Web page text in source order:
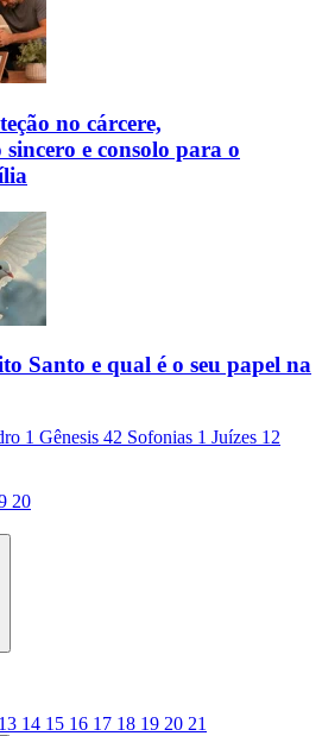
no cárcere,
e consolo para o
Santo e qual é o seu papel na
1 Gênesis 42 Sofonias 1 Juízes 12
20
13 14 15 16 17 18 19 20 21